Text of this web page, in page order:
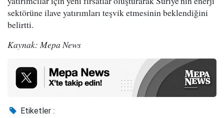
sektörüne ilave yatırımları teşvik etmesinin beklendiğini
belirtti.
Kaynak: Mepa News
Etiketler :